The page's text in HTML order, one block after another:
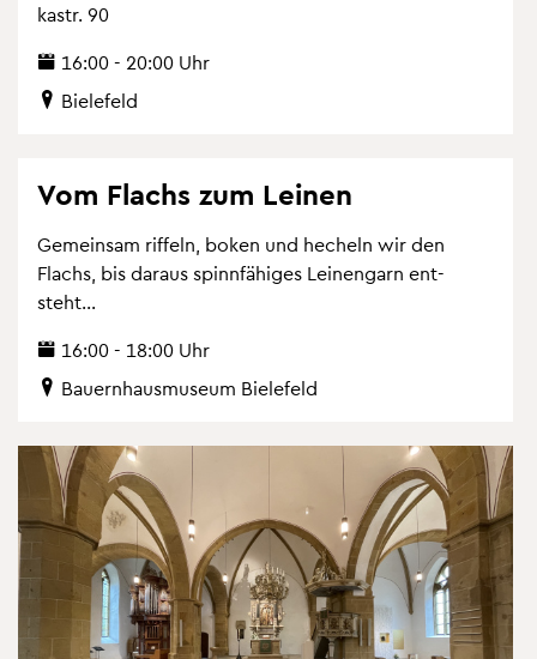
kastr. 90
16:00 - 20:00 Uhr
Bie­le­feld
Vom Flachs zum Lei­nen
Ge­mein­sam rif­feln, boken und he­cheln wir den
Flachs, bis dar­aus spinn­fä­hi­ges Lein­engarn ent­
steht...
16:00 - 18:00 Uhr
Bau­ern­haus­mu­se­um Bie­le­feld